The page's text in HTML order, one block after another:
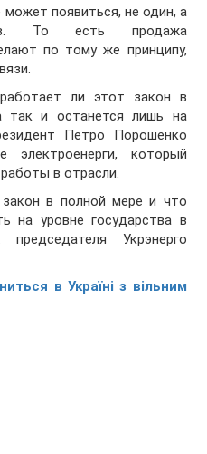
появиться, не один, а
То есть продажа
по тому же принципу,
ли этот закон в
так и останется лишь на
Петро Порошенко
который
в отрасли.
в полной мере и что
на уровне государства в
Укрэнерго
в Україні з вільним